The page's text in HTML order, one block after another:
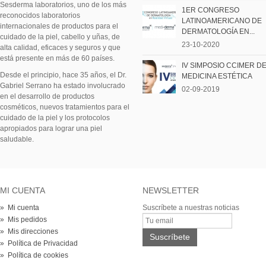
Sesderma laboratorios, uno de los más
reconocidos laboratorios
internacionales de productos para el
cuidado de la piel, cabello y uñas, de
alta calidad, eficaces y seguros y que
está presente en más de 60 países.
Desde el principio, hace 35 años, el Dr.
Gabriel Serrano ha estado involucrado
en el desarrollo de productos
cosméticos, nuevos tratamientos para el
cuidado de la piel y los protocolos
apropiados para lograr una piel
saludable.
1ER CONGRESO
LATINOAMERICANO DE
DERMATOLOGÍA EN...
23-10-2020
IV SIMPOSIO CCIMER DE
MEDICINA ESTÉTICA
02-09-2019
MI CUENTA
» Mi cuenta
» Mis pedidos
» Mis direcciones
» Política de Privacidad
» Política de cookies
NEWSLETTER
Suscríbete a nuestras noticias